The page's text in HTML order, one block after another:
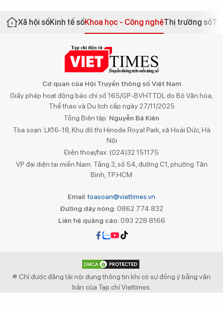
Xã hội sốKinh tế sốKhoa học - Công nghệThị trường số
Cơ quan của Hội Truyền thông số Việt Nam
Giấy phép hoạt động báo chí số 165/GP-BVHTTDL do Bộ Văn hóa,
Thể thao và Du lịch cấp ngày 27/11/2025
Tổng Biên tập: Nguyễn Bá Kiên
Tòa soạn: LK16-18, Khu đô thị Hinode Royal Park, xã Hoài Đức, Hà
Nội
Điện thoại/fax: (024)32 151175
VP đại diện tại miền Nam: Tầng 3, số 54, đường C1, phường Tân
Bình, TP.HCM
Email:toasoan@viettimes.vn
Đường dây nóng: 0862 774 832
Liên hệ quảng cáo:093 228 8166
® Chỉ được đăng tải nội dung thông tin khi có sự đồng ý bằng văn
bản của Tạp chí Viettimes.